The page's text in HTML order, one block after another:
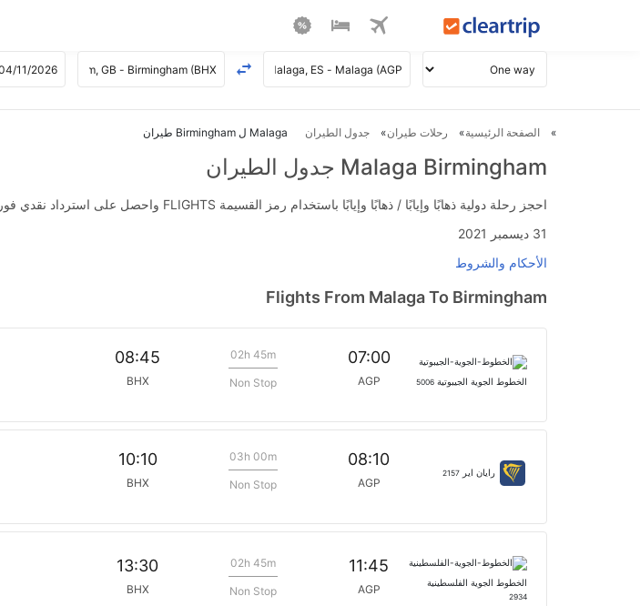
الصفحة الرئيسية رحلات طيران جدول الطيران Malaga ل Birmingham طيران
Malaga Birmingham جدول الطيران
احجز رحلة دولية ذهابًا وإيابًا / ذهابًا وإيابًا باستخدام رمز القسيمة FLIGHTS واحصل على استرداد نقدي فوري يصل إلى AED 700.
31 ديسمبر 2021
الأحكام والشروط
Flights From Malaga To Birmingham
الخطوط الجوية الجيبوتية 5006
07:00
AGP
02h 45m
Non Stop
08:45
BHX
رايان اير 2157
08:10
AGP
03h 00m
Non Stop
10:10
BHX
الخطوط الجوية الفلسطينية
2934
11:45
AGP
02h 45m
Non Stop
13:30
BHX